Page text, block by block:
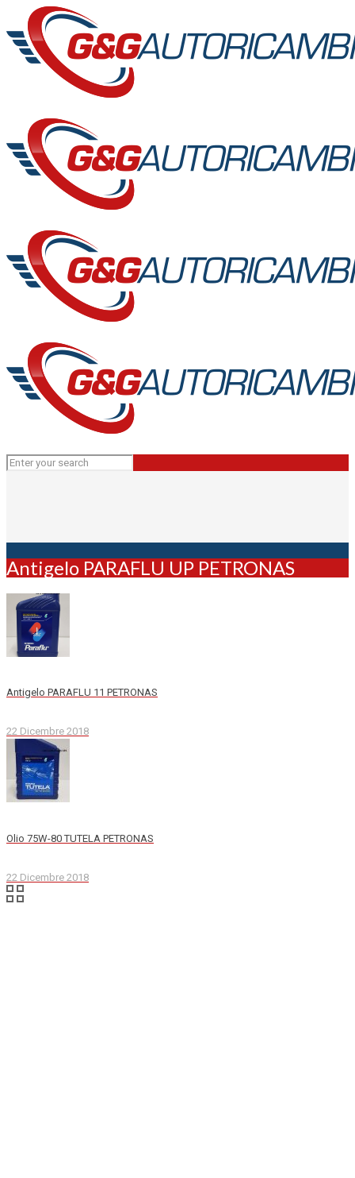
Antigelo PARAFLU UP PETRONAS
Antigelo PARAFLU 11 PETRONAS
22 Dicembre 2018
Olio 75W-80 TUTELA PETRONAS
22 Dicembre 2018